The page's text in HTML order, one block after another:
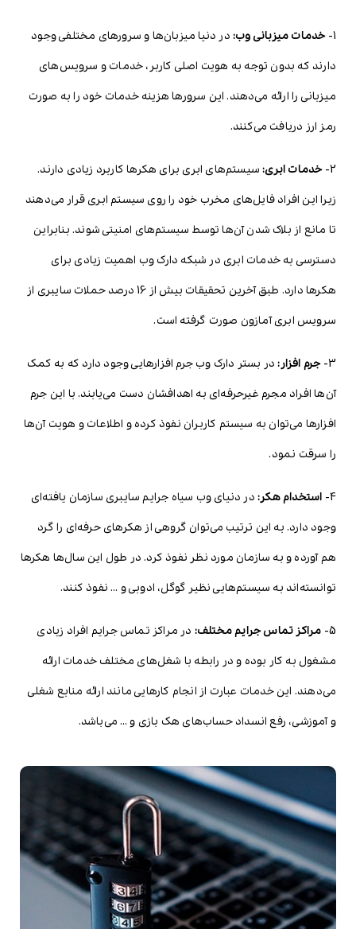
1- خدمات میزبانی وب: در دنیا میزبان‌ها و سرورهای مختلفی وجود
دارند که بدون توجه به هویت اصلی کاربر، خدمات و سرویس‌های
میزبانی را ارائه می‌دهند. این سرورها هزینه خدمات خود را به صورت
رمز ارز دریافت می‌کنند.
2- خدمات ابری:سیستم‌های ابری برای هکرها کاربرد زیادی دارند.
زیرا این افراد فایل‌های مخرب خود را روی سیستم ابری قرار می‌دهند
تا مانع از بلاک شدن آن‌ها توسط سیستم‌های امنیتی شوند. بنابراین
دسترسی به خدمات ابری در شبکه دارک وب اهمیت زیادی برای
هکرها دارد. طبق آخرین تحقیقات بیش از 16 درصد حملات سایبری از
سرویس ابری آمازون صورت گرفته است.
3- جرم افزار:در بستر دارک وب جرم افزارهایی وجود دارد که به کمک
آن‌ها افراد مجرم غیرحرفه‌ای به اهدافشان دست می‌یابند. با این جرم
افزارها می‌توان به سیستم کاربران نفوذ کرده و اطلاعات و هویت آن‌ها
را سرقت نمود.
4- استخدام هکر: در دنیای وب سیاه جرایم سایبری سازمان یافته‌ای
وجود دارد. به این ترتیب می‌توان گروهی از هکرهای حرفه‌ای را گرد
هم آورده و به سازمان مورد نظر نفوذ کرد. در طول این سال‌ها هکرها
توانسته‌اند به سیستم‌هایی نظیر گوگل، ادوبی و … نفوذ کنند.
5- مراکز تماس جرایم مختلف: در مراکز تماس جرایم افراد زیادی
مشغول به کار بوده و در رابطه با شغل‌های مختلف خدمات ارائه
می‌دهند. این خدمات عبارت از انجام کارهایی مانند ارائه منابع شغلی
و آموزشی، رفع انسداد حساب‌های هک بازی و … می‌باشد.